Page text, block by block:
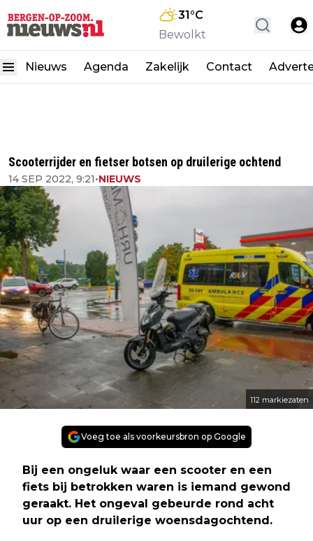
31°C
Bewolkt
Nieuws Agenda Zakelijk Contact
Scooterrijder en fietser botsen op druilerige ochtend
14 SEP 2022, 9:21•NIEUWS
112 markiezaten
Voeg toe als voorkeursbron op Google
Bij een ongeluk waar een scooter en een
fiets bij betrokken waren is iemand gewond
geraakt. Het ongeval gebeurde rond acht
uur op een druilerige woensdagochtend.